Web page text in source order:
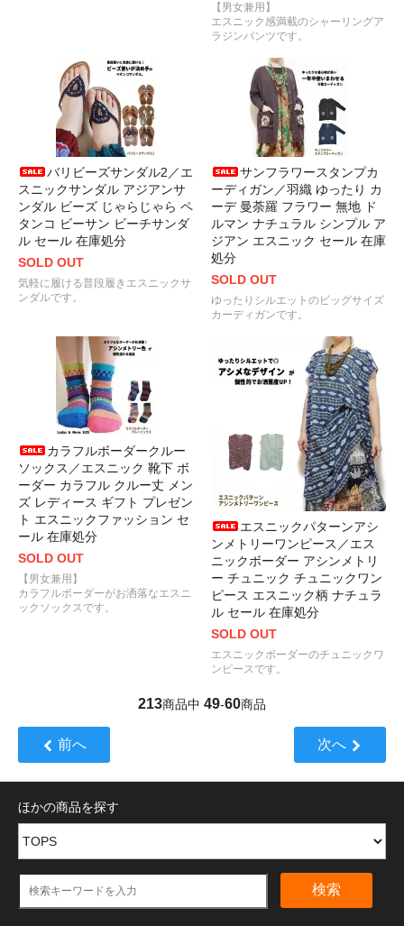
【男女兼用】
エスニック感満載のシャーリングア
ラジンパンツです。
バリビーズサンダル2／エ
スニックサンダル アジアンサ
ンダル ビーズ じゃらじゃら ペ
タンコ ビーサン ビーチサンダ
ル セール 在庫処分
SOLD OUT
気軽に履ける普段履きエスニックサ
ンダルです。
サンフラワースタンプカ
ーディガン／羽織 ゆったり カ
ーデ 曼荼羅 フラワー 無地 ド
ルマン ナチュラル シンプル ア
ジアン エスニック セール 在庫
処分
SOLD OUT
ゆったりシルエットのビッグサイズ
カーディガンです。
カラフルボーダークルー
ソックス／エスニック 靴下 ボ
ーダー カラフル クルー丈 メン
ズ レディース ギフト プレゼン
ト エスニックファッション セ
ール 在庫処分
SOLD OUT
【男女兼用】
カラフルボーダーがお洒落なエスニ
ックソックスです。
エスニックパターンアシ
ンメトリーワンピース／エス
ニックボーダー アシンメトリ
ー チュニック チュニックワン
ピース エスニック柄 ナチュラ
ル セール 在庫処分
SOLD OUT
エスニックボーダーのチュニックワ
ンピースです。
213商品中 49-60商品
前へ 次へ
ほかの商品を探す
検索